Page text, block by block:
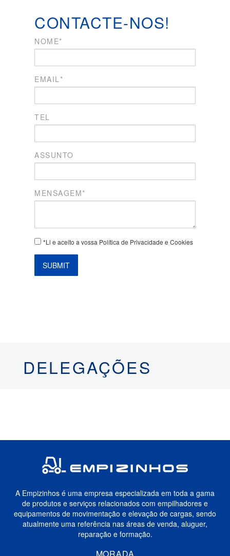
CONTACTE-NOS!
NOME*
EMAIL*
TEL
ASSUNTO
MENSAGEM*
*Li e aceito a vossa Política de Privacidade e Cookies
SUBMIT
DELEGAÇÕES
A Empizinhos é uma empresa especializada em toda a gama
de produtos e serviços relacionados com empilhadores e
equipamentos de movimentação e elevação de cargas, sendo
atualmente uma referência nas áreas de venda, aluguer,
reparação e formação.